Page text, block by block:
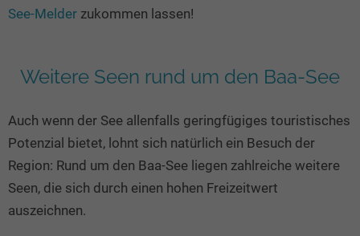
Schweden
alle Länder…
See-Melder zukommen lassen!
Weitere Seen rund um den Baa-See
Auch wenn der See allenfalls geringfügiges touristisches
Potenzial bietet, lohnt sich natürlich ein Besuch der
Region: Rund um den Baa-See liegen zahlreiche weitere
Seen, die sich durch einen hohen Freizeitwert
auszeichnen.